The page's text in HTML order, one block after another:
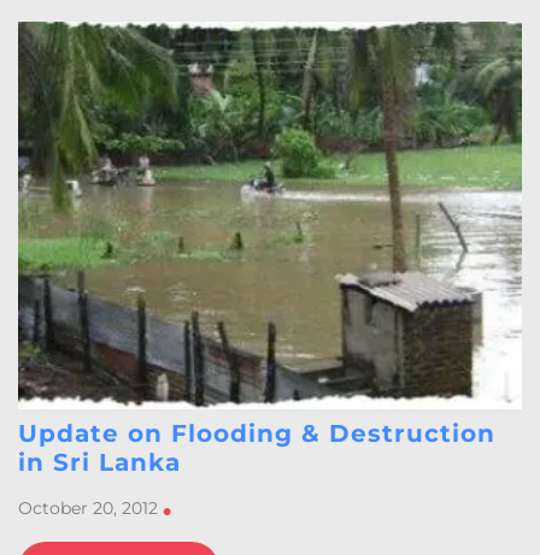
Update on Flooding & Destruction
in Sri Lanka
October 20, 2012 •